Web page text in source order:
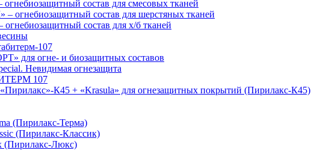
состав для смесовых тканей
огнебиозащитный состав для шерстяных тканей
состав для х/б тканей
107
для огне- и биозащитных составов
Невидимая огнезащита
107
К45 + «Krasula» для огнезащитных покрытий (Пирилакс-К45)
(Пирилакс-Терма)
(Пирилакс-Классик)
(Пирилакс-Люкс)